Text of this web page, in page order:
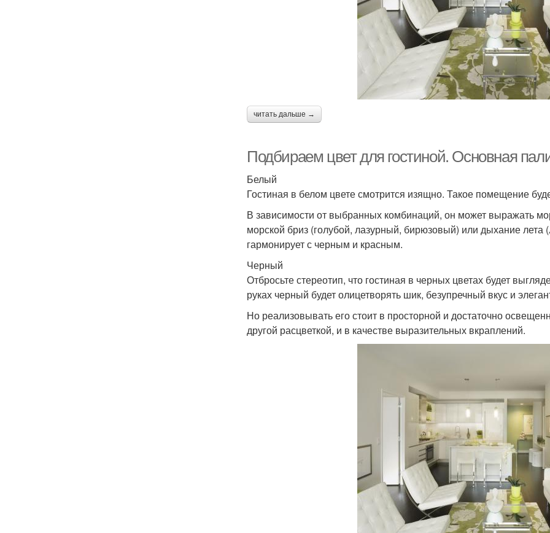
читать дальше →
Подбираем цвет для гостиной. Основная
Белый
Гостиная в белом цвете смотрится изящно. Такое помещение
В зависимости от выбранных комбинаций, он может выражать
морской бриз (голубой, лазурный, бирюзовый) или дыхание
гармонирует с черным и красным.
Черный
Отбросьте стереотип, что гостиная в черных цветах будет
руках черный будет олицетворять шик, безупречный вкус и
Но реализовывать его стоит в просторной и достаточно
другой расцветкой, и в качестве выразительных вкраплений.